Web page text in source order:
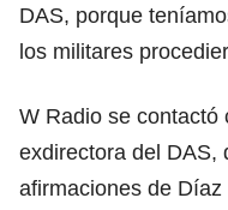
DAS, porque
los militares
W Radio se contactó
exdirectora del DAS,
afirmaciones de